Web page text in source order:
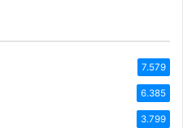
7.579
6.385
3.799